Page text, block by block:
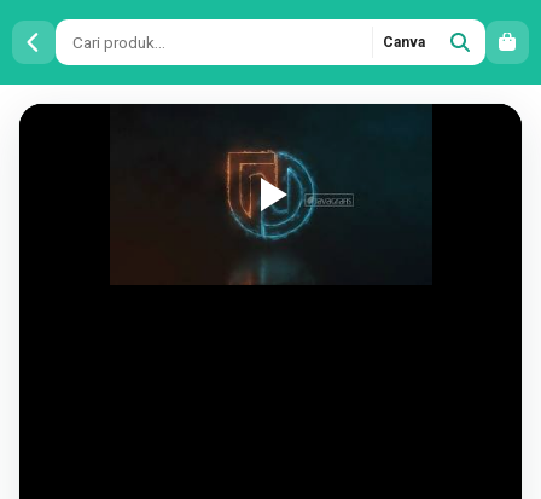
Canva
Intro
NENDS